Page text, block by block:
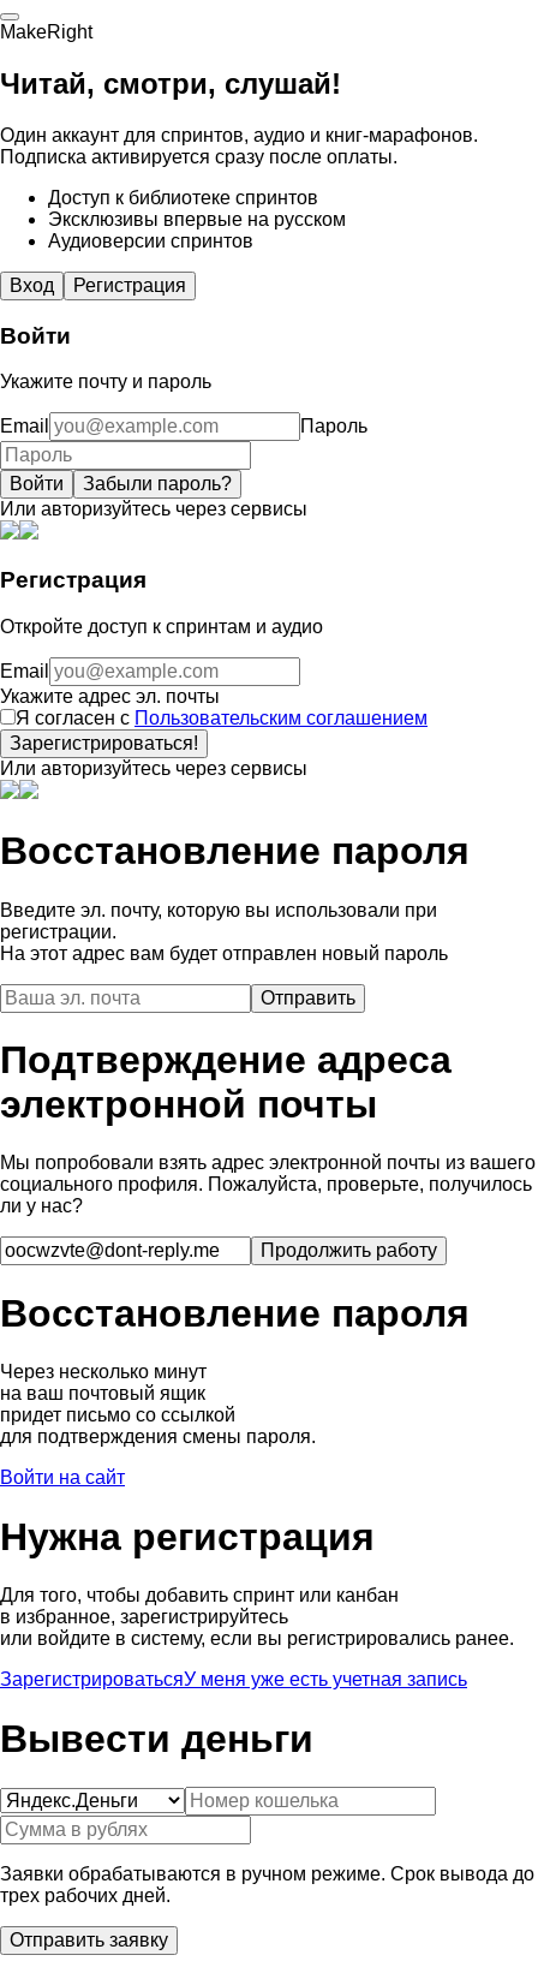
MakeRight
Читай, смотри, слушай!
Один аккаунт для спринтов, аудио и книг-марафонов.
Подписка активируется сразу после оплаты.
Доступ к библиотеке спринтов
Эксклюзивы впервые на русском
Аудиоверсии спринтов
Вход Регистрация
Войти
Укажите почту и пароль
Email Пароль
Войти
Забыли пароль?
Или авторизуйтесь через сервисы
Регистрация
Откройте доступ к спринтам и аудио
Email
Укажите адрес эл. почты
Я согласен с Пользовательским соглашением
Зарегистрироваться!
Или авторизуйтесь через сервисы
Восстановление пароля
Введите эл. почту, которую вы использовали при
регистрации.
На этот адрес вам будет отправлен новый пароль
Подтверждение адреса
электронной почты
Мы попробовали взять адрес электронной почты из вашего
социального профиля. Пожалуйста, проверьте, получилось
ли у нас?
Восстановление пароля
Через несколько минут
на ваш почтовый ящик
придет письмо со ссылкой
для подтверждения смены пароля.
Войти на сайт
Нужна регистрация
Для того, чтобы добавить спринт или канбан
в избранное, зарегистрируйтесь
или войдите в систему, если вы регистрировались ранее.
ЗарегистрироватьсяУ меня уже есть учетная запись
Вывести деньги
Заявки обрабатываются в ручном режиме. Срок вывода до
трех рабочих дней.